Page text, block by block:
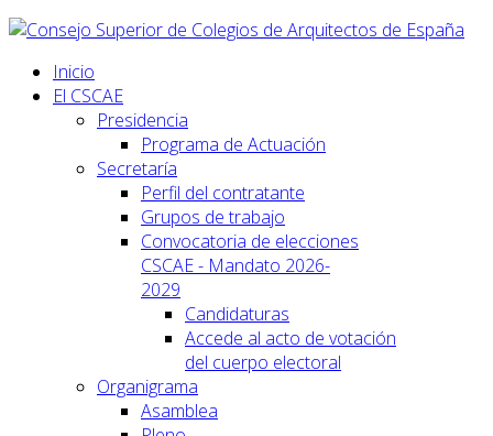
Inicio
El CSCAE
Presidencia
Programa de Actuación
Secretaría
Perfil del contratante
Grupos de trabajo
Convocatoria de elecciones
CSCAE - Mandato 2026-
2029
Candidaturas
Accede al acto de votación
del cuerpo electoral
Organigrama
Asamblea